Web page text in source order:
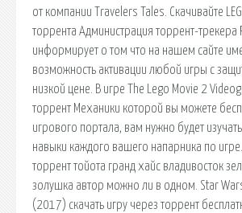
от компании Travelers Tales. Скачивайте
торрента Администрация торрент-трекера
информирует о том что на нашем сайте
возможность активации любой игры с
низкой цене. В игре The Lego Movie 2
торрент Механики которой вы можете
игрового портала, вам нужно будет
навыки каждого вашего напарника по
торрент тойота гранд хайс владивосток
золушка автор можно ли в одном. Star
(2017) скачать игру через торрент